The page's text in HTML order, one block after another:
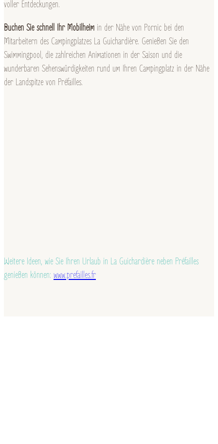
voller Entdeckungen.
Buchen Sie schnell Ihr Mobilheim in der Nähe von Pornic bei den
Mitarbeitern des Campingplatzes La Guichardière. Genießen Sie den
Swimmingpool, die zahlreichen Animationen in der Saison und die
wunderbaren Sehenswürdigkeiten rund um Ihren Campingplatz in der Nähe
der Landspitze von Préfailles.
Weitere Ideen, wie Sie Ihren Urlaub in La Guichardière neben Préfailles
genießen können: www.prefailles.fr